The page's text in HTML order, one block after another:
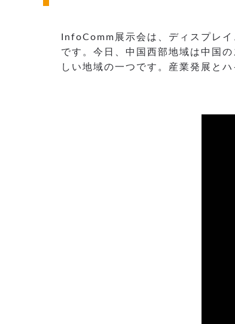
InfoComm展示会は、ディスプレ
です。今日、中国西部地域は中国
しい地域の一つです。産業発展と